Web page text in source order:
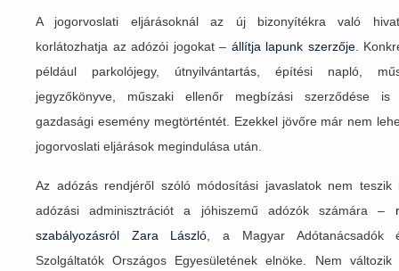
A jogorvoslati eljárásoknál az új bizonyítékra való
korlátozhatja az adózói jogokat – állítja lapunk szerzője.
például parkolójegy, útnyilvántartás, építési napló,
jegyzőkönyve, műszaki ellenőr megbízási szerződése
gazdasági esemény megtörténtét. Ezekkel jövőre már nem
jogorvoslati eljárások megindulása után.
Az adózás rendjéről szóló módosítási javaslatok nem teszik
adózási adminisztrációt a jóhiszemű adózók számára –
szabályozásról Zara László , a Magyar Adótanácsadók
Szolgáltatók Országos Egyesületének elnöke. Nem